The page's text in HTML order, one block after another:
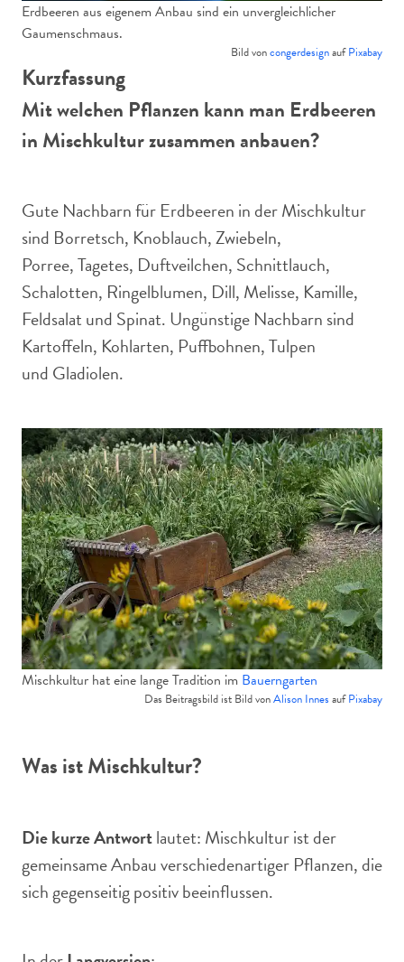
Erdbeeren aus eigenem Anbau sind ein unvergleichlicher
Gaumenschmaus.
Bild voncongerdesignaufPixabay
Kurzfassung
Mit welchen Pflanzen kann man Erdbeeren
in Mischkultur zusammen anbauen?
Gute Nachbarn für Erdbeeren in der Mischkultur
sind Borretsch, Knoblauch, Zwiebeln,
Porree, Tagetes, Duftveilchen, Schnittlauch,
Schalotten, Ringelblumen, Dill, Melisse, Kamille,
Feldsalat und Spinat. Ungünstige Nachbarn sind
Kartoffeln, Kohlarten, Puffbohnen, Tulpen
und Gladiolen.
Mischkultur hat eine lange Tradition im Bauerngarten
Das Beitragsbild ist Bild vonAlison Innes aufPixabay
Was ist Mischkultur?
Die kurze Antwortlautet: Mischkultur ist der
gemeinsame Anbau verschiedenartiger Pflanzen, die
sich gegenseitig positiv beeinflussen.